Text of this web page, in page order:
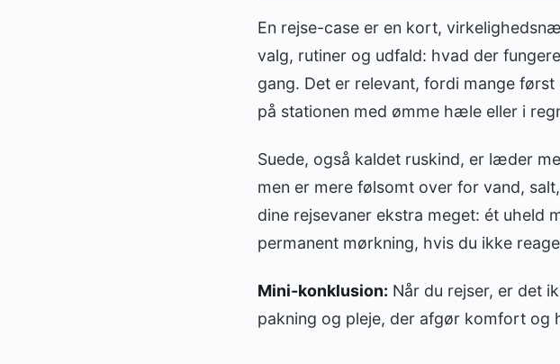
En rejse-case er en kort,
valg, rutiner og udfald: hvad der
gang. Det er relevant, fordi mange
på stationen med ømme hæle eller i
Suede, også kaldet ruskind, er læder
men er mere følsomt over for vand,
dine rejsevaner ekstra meget: ét uheld
permanent mørkning, hvis du ikke
Mini-konklusion: Når du rejser, er det
pakning og pleje, der afgør komfort og